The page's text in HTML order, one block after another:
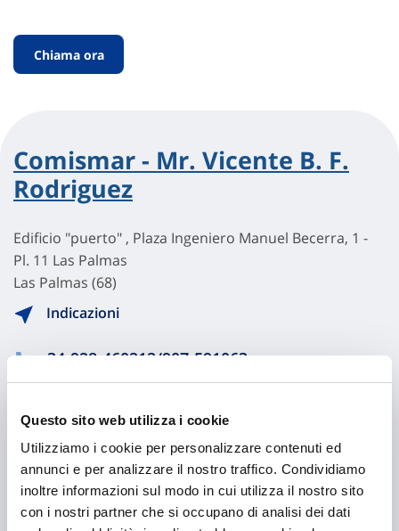
Questo sito web utilizza i cookie
Utilizziamo i cookie per personalizzare contenuti ed
annunci e per analizzare il nostro traffico. Condividiamo
inoltre informazioni sul modo in cui utilizza il nostro sito
con i nostri partner che si occupano di analisi dei dati
Chiama ora
Comismar - Mr. Vicente B. F.
Rodriguez
Edificio "puerto" , Plaza Ingeniero Manuel Becerra, 1 -
Pl. 11 Las Palmas
Las Palmas (68)
Indicazioni
34-928-460212/907-591063
34-928-463346
Chiama ora